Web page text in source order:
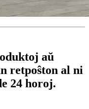
aŭ
retpoŝton al ni
24 horoj.